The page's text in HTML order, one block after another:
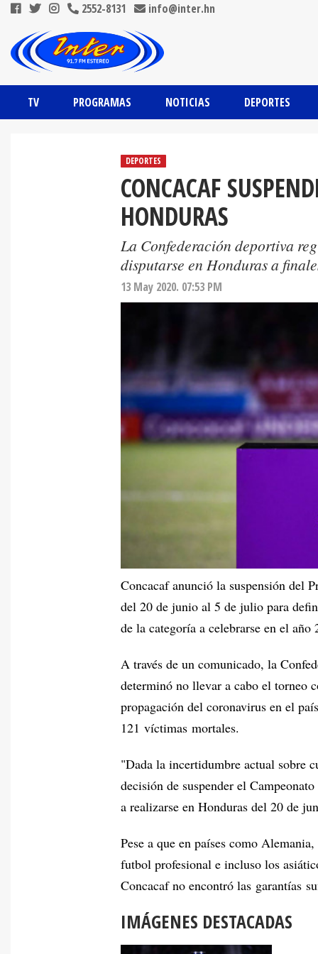
2552-8131 info@inter.hn
TV PROGRAMAS NOTICIAS DEPORTES
DEPORTES
CONCACAF
HONDURAS
La Confederación deportiva
disputarse en Honduras a
13 May 2020. 07:53 PM
Concacaf anunció la suspensión del
del 20 de junio al 5 de julio para
de la categoría a celebrarse en el
A través de un comunicado, la
determinó no llevar a cabo el torneo
propagación del coronavirus en el
121 víctimas mortales.
"Dada la incertidumbre actual sobre
decisión de suspender el
a realizarse en Honduras del 20 de
Pese a que en países como
futbol profesional e incluso los
Concacaf no encontró las garantías
IMÁGENES DESTACADAS